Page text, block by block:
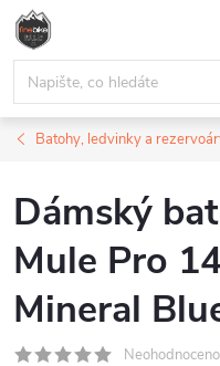
Přejít
obsah
Batohy, ledvinky a
Dámský
Mule Pro
Mineral
Neohodnoceno